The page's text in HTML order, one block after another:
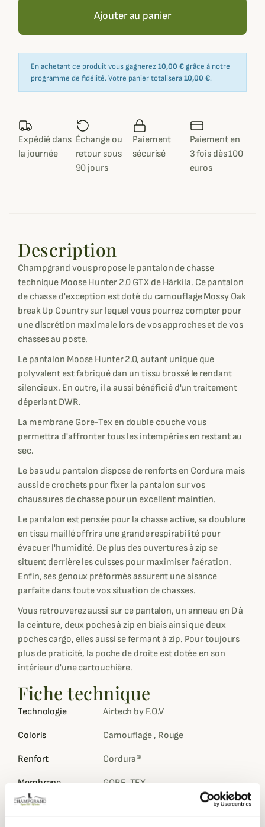
Ajouter au panier
En achetant ce produit vous gagnerez10,00 € grâce à notre
programme de fidélité. Votre panier totalisera10,00 €.
Expédié dans
la journée
Échange ou
retour sous
90 jours
Paiement
sécurisé
Paiement en
3 fois dès 100
euros
Description
Champgrand vous propose le pantalon de chasse
technique Moose Hunter 2.0 GTX de Härkila. Ce pantalon
de chasse d'exception est doté du camouflage Mossy Oak
break Up Country sur lequel vous pourrez compter pour
une discrétion maximale lors de vos approches et de vos
chasses au poste.
Le pantalon Moose Hunter 2.0, autant unique que
polyvalent est fabriqué dan un tissu brossé le rendant
silencieux. En outre, il a aussi bénéficié d'un traitement
déperlant DWR.
La membrane Gore-Tex en double couche vous
permettra d'affronter tous les intempéries en restant au
sec.
Le bas udu pantalon dispose de renforts en Cordura mais
aussi de crochets pour fixer la pantalon sur vos
chaussures de chasse pour un excellent maintien.
Le pantalon est pensée pour la chasse active, sa doublure
en tissu maillé offrira une grande respirabilité pour
évacuer l'humidité. De plus des ouvertures à zip se
situent derrière les cuisses pour maximiser l'aération.
Enfin, ses genoux préformés assurent une aisance
parfaite dans toute vos situation de chasses.
Vous retrouverez aussi sur ce pantalon, un anneau en D à
la ceinture, deux poches à zip en biais ainsi que deux
poches cargo, elles aussi se fermant à zip. Pour toujours
plus de praticité, la poche de droite est dotée en son
intérieur d'une cartouchière.
Fiche technique
Technologie Airtech by F.O.V
Coloris Camouflage , Rouge
Renfort Cordura®
Membrane GORE-TEX
Camouflage Mossy Oak : Break UP Country